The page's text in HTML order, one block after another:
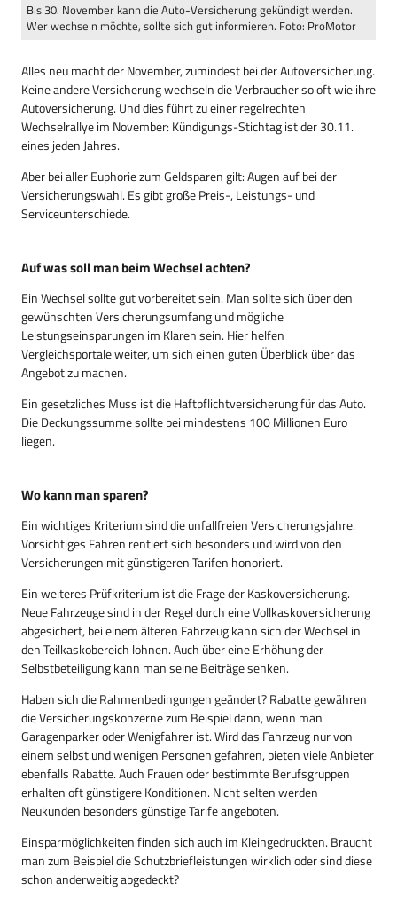
Bis 30. November kann die Auto-Versicherung gekündigt werden.
Wer wechseln möchte, sollte sich gut informieren. Foto: ProMotor
Alles neu macht der November, zumindest bei der Autoversicherung.
Keine andere Versicherung wechseln die Verbraucher so oft wie ihre
Autoversicherung. Und dies führt zu einer regelrechten
Wechselrallye im November: Kündigungs-Stichtag ist der 30.11.
eines jeden Jahres.
Aber bei aller Euphorie zum Geldsparen gilt: Augen auf bei der
Versicherungswahl. Es gibt große Preis-, Leistungs- und
Serviceunterschiede.
Auf was soll man beim Wechsel achten?
Ein Wechsel sollte gut vorbereitet sein. Man sollte sich über den
gewünschten Versicherungsumfang und mögliche
Leistungseinsparungen im Klaren sein. Hier helfen
Vergleichsportale weiter, um sich einen guten Überblick über das
Angebot zu machen.
Ein gesetzliches Muss ist die Haftpflichtversicherung für das Auto.
Die Deckungssumme sollte bei mindestens 100 Millionen Euro
liegen.
Wo kann man sparen?
Ein wichtiges Kriterium sind die unfallfreien Versicherungsjahre.
Vorsichtiges Fahren rentiert sich besonders und wird von den
Versicherungen mit günstigeren Tarifen honoriert.
Ein weiteres Prüfkriterium ist die Frage der Kaskoversicherung.
Neue Fahrzeuge sind in der Regel durch eine Vollkaskoversicherung
abgesichert, bei einem älteren Fahrzeug kann sich der Wechsel in
den Teilkaskobereich lohnen. Auch über eine Erhöhung der
Selbstbeteiligung kann man seine Beiträge senken.
Haben sich die Rahmenbedingungen geändert? Rabatte gewähren
die Versicherungskonzerne zum Beispiel dann, wenn man
Garagenparker oder Wenigfahrer ist. Wird das Fahrzeug nur von
einem selbst und wenigen Personen gefahren, bieten viele Anbieter
ebenfalls Rabatte. Auch Frauen oder bestimmte Berufsgruppen
erhalten oft günstigere Konditionen. Nicht selten werden
Neukunden besonders günstige Tarife angeboten.
Einsparmöglichkeiten finden sich auch im Kleingedruckten. Braucht
man zum Beispiel die Schutzbriefleistungen wirklich oder sind diese
schon anderweitig abgedeckt?